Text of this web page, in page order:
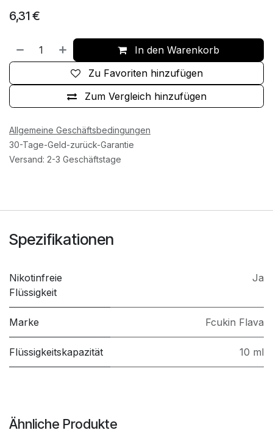
6,31€
In den Warenkorb
Zum Vergleich hinzufügen
Zu Favoriten hinzufügen
Allgemeine Geschäftsbedingungen
30-Tage-Geld-zurück-Garantie
Versand: 2-3 Geschäftstage
Spezifikationen
Nikotinfreie
Flüssigkeit
Ja
Marke Fcukin Flava
Flüssigkeitskapazität 10 ml
Ähnliche Produkte